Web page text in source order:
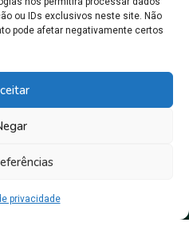
ou IDs exclusivos neste site. Não
pode afetar negativamente certos
privacidade